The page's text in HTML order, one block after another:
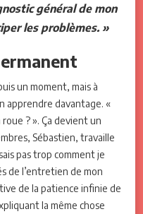
général de mon
les problèmes. »
un moment, mais à
apprendre davantage. «
? ». Ça devient un
Sébastien, travaille
pas trop comment je
de l’entretien de mon
de la patience infinie de
la même chose